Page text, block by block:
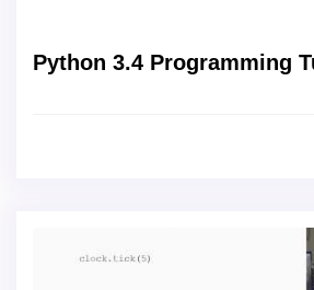
Python 3.4 Programming